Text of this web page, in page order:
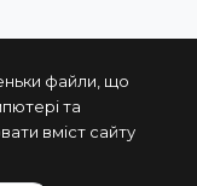
файли, що
та
вміст сайту
комп'ютери та